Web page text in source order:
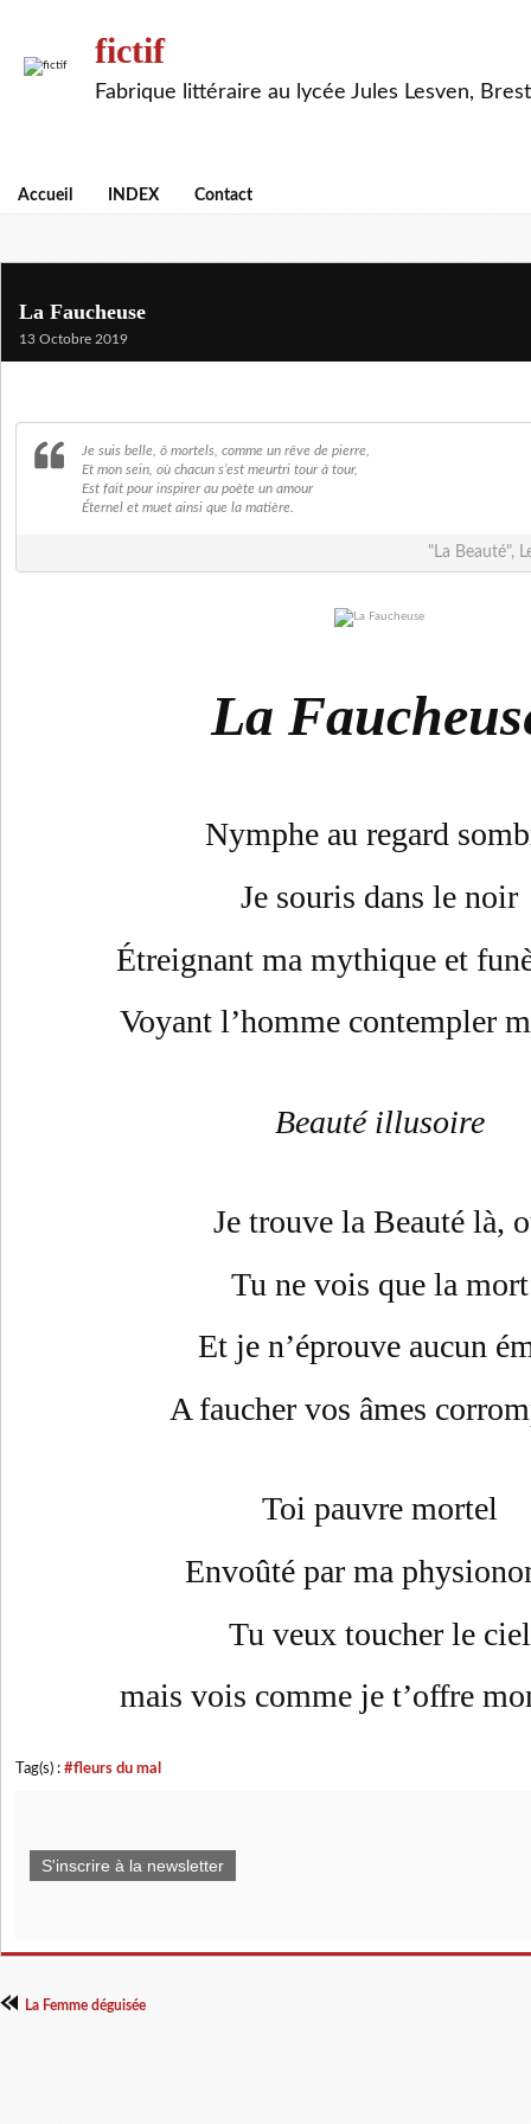
fictif
Fabrique littéraire au lycée Jules Lesven, Brest
Accueil INDEX Contact
La Faucheuse
13 Octobre 2019
Je suis belle, ô mortels, comme un rêve de pierre,
Et mon sein, où chacun s’est meurtri tour à tour,
Est fait pour inspirer au poète un amour
Éternel et muet ainsi que la matière.
"La Beauté",
La
Nymphe au regard
Je souris dans le noir
Étreignant ma mythique et
Voyant l’homme contempler
Beauté illusoire
Je trouve la Beauté là,
Tu ne vois que la mort
Et je n’éprouve aucun
A faucher vos âmes
Toi pauvre mortel
Envoûté par ma
Tu veux toucher le ciel
mais vois comme je t’offre
Tag(s) : #fleurs du mal
S'inscrire à la newsletter
La Femme déguisée